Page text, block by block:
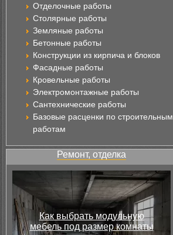
Отделочные работы
Столярные работы
Земляные работы
Бетонные работы
Конструкции из кирпича и блоков
Фасадные работы
Кровельные работы
Электромонтажные работы
Сантехнические работы
Базовые расценки по строительным
работам
Ремонт, отделка
Как выбрать модульную
мебель под размер комнаты